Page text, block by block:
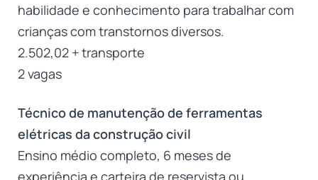
habilidade e conhecimento para trabalhar com
crianças com transtornos diversos.
2.502,02 + transporte
2 vagas
Técnico de manutenção de ferramentas
elétricas da construção civil
Ensino médio completo, 6 meses de
experiência e carteira de reservista ou